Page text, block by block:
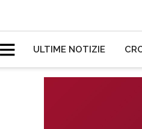
ULTIME NOTIZIE